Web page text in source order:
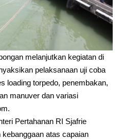
melanjutkan kegiatan di
pelaksanaan uji coba
loading torpedo, penembakan,
manuver dan variasi
Pertahanan RI Sjafrie
atas capaian